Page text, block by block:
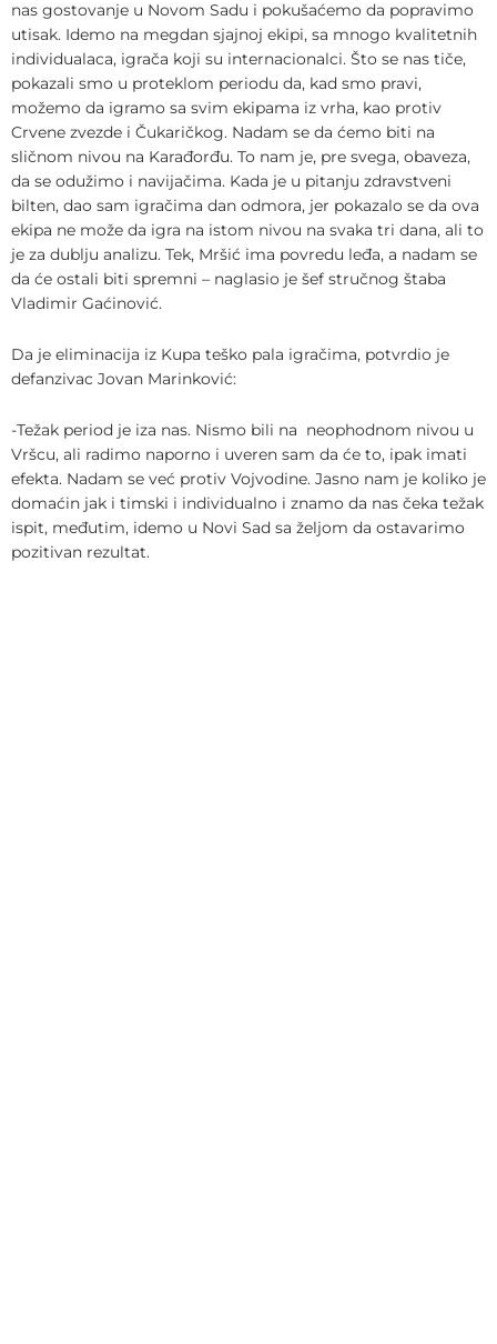
nas gostovanje u Novom Sadu i pokušaćemo da popravimo
utisak. Idemo na megdan sjajnoj ekipi, sa mnogo kvalitetnih
individualaca, igrača koji su internacionalci. Što se nas tiče,
pokazali smo u proteklom periodu da, kad smo pravi,
možemo da igramo sa svim ekipama iz vrha, kao protiv
Crvene zvezde i Čukaričkog. Nadam se da ćemo biti na
sličnom nivou na Karađorđu. To nam je, pre svega, obaveza,
da se odužimo i navijačima. Kada je u pitanju zdravstveni
bilten, dao sam igračima dan odmora, jer pokazalo se da ova
ekipa ne može da igra na istom nivou na svaka tri dana, ali to
je za dublju analizu. Tek, Mršić ima povredu leđa, a nadam se
da će ostali biti spremni – naglasio je šef stručnog štaba
Vladimir Gaćinović.
Da je eliminacija iz Kupa teško pala igračima, potvrdio je
defanzivac Jovan Marinković:
-Težak period je iza nas. Nismo bili na neophodnom nivou u
Vršcu, ali radimo naporno i uveren sam da će to, ipak imati
efekta. Nadam se već protiv Vojvodine. Jasno nam je koliko je
domaćin jak i timski i individualno i znamo da nas čeka težak
ispit, međutim, idemo u Novi Sad sa željom da ostavarimo
pozitivan rezultat.